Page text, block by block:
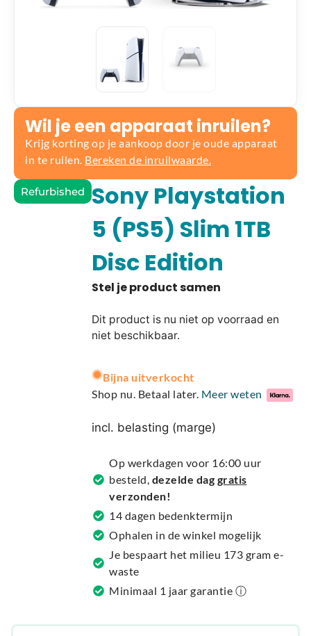
Wil je een apparaat inruilen?
Krijg korting op je aankoop door je oude apparaat
in te ruilen. Bereken de inruilwaarde.
Refurbished
Sony Playstation
5 (PS5) Slim 1TB
Disc Edition
Dit product is nu niet op voorraad en
niet beschikbaar.
A
t
e
a
v
e
:
Bijna uitverkocht
Shop nu. Betaal later. Meer weten
incl. belasting (marge)
Op werkdagen voor 16:00 uur
besteld, dezelde dag gratis
verzonden!
14 dagen bedenktermijn
Ophalen in de winkel mogelijk
Je bespaart het milieu 173 gram e-
waste
Minimaal 1 jaar garantie ⓘ